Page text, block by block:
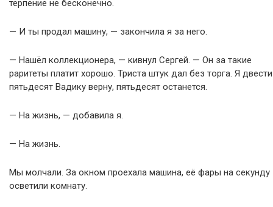
терпение не бесконечно.
— И ты продал машину, — закончила я за него.
— Нашёл коллекционера, — кивнул Сергей. — Он за такие
раритеты платит хорошо. Триста штук дал без торга. Я двести
пятьдесят Вадику верну, пятьдесят останется.
— На жизнь, — добавила я.
— На жизнь.
Мы молчали. За окном проехала машина, её фары на секунду
осветили комнату.